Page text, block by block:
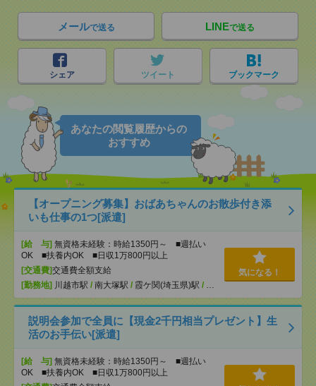
メールで送る LINEで送る
シェア ツイート ブックマーク
あなたの閲覧履歴からの
おすすめ
【オープニング募集】おばあちゃんのお散歩付き添
いも仕事の1つ[派遣]
[給 与] 無資格未経験：時給1350円～ ■週払い
OK ■扶養内OK ■日収1万800円以上
[交通費]交通費全額支給
[勤務地] 川越市駅 / 南大塚駅 / 霞ケ関(埼玉県)駅 / …
気になる！
説明会参加で全員に【現金2千円相当プレゼント】生
活のお手伝い[派遣]
[給 与] 無資格未経験：時給1350円～ ■週払い
OK ■扶養内OK ■日収1万800円以上